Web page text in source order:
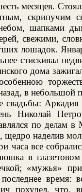
месяцев.
скрипучим
шапками
свежими,
лошадок.
стискивал
дома
в небольшой
свадьбы:
Николай
по делам в
щедро наделив
часа все
в
«мужья»
время:
похудел, что,